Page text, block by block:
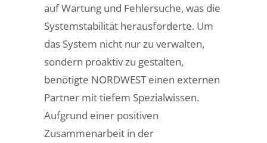
auf Wartung und Fehlersuche, was die
Systemstabilität herausforderte. Um
das System nicht nur zu verwalten,
sondern proaktiv zu gestalten,
benötigte NORDWEST einen externen
Partner mit tiefem Spezialwissen.
Aufgrund einer positiven
Zusammenarbeit in der